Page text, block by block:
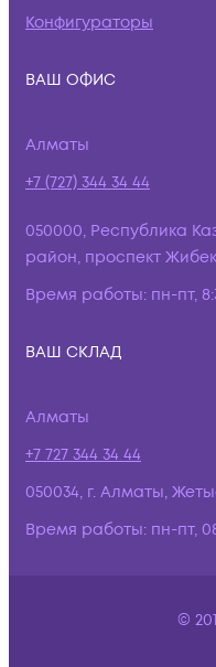
Конфигураторы
ВАШ ОФИС
Алматы
+7 (727) 344 34 44
050000, Республика
район, проспект
Время работы: пн-пт,
ВАШ СКЛАД
Алматы
+7 727 344 34 44
050034, г. Алматы,
Время работы: пн-пт,
©